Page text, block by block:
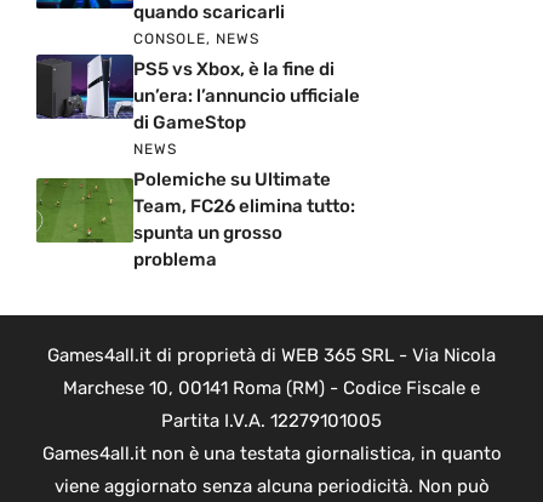
quando scaricarli
CONSOLE, NEWS
PS5 vs Xbox, è la fine di
un’era: l’annuncio ufficiale
di GameStop
NEWS
Polemiche su Ultimate
Team, FC26 elimina tutto:
spunta un grosso
problema
Games4all.it di proprietà di WEB 365 SRL - Via Nicola
Marchese 10, 00141 Roma (RM) - Codice Fiscale e
Partita I.V.A. 12279101005
Games4all.it non è una testata giornalistica, in quanto
viene aggiornato senza alcuna periodicità. Non può